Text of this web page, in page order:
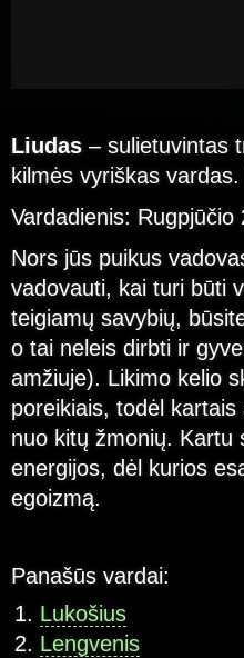
Liudas – sulietuvintas
kilmės vyriškas
Vardadienis: Rugpjūčio
Nors jūs puikus
vadovauti, kai turi būti
teigiamų savybių,
o tai neleis dirbti ir
amžiuje). Likimo kelio
poreikiais, todėl
nuo kitų žmonių. Kartu
energijos, dėl kurios
egoizmą.
Panašūs vardai:
Lukošius
Lengvenis